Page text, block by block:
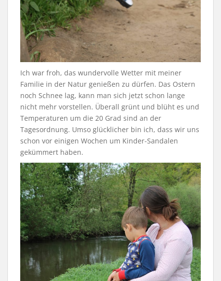
Ich war froh, das wundervolle Wetter mit meiner
Familie in der Natur genießen zu dürfen. Das Ostern
noch Schnee lag, kann man sich jetzt schon lange
nicht mehr vorstellen. Überall grünt und blüht es und
Temperaturen um die 20 Grad sind an der
Tagesordnung. Umso glücklicher bin ich, dass wir uns
schon vor einigen Wochen um Kinder-Sandalen
gekümmert haben.